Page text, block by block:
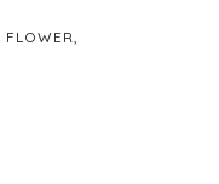
FLOWER,